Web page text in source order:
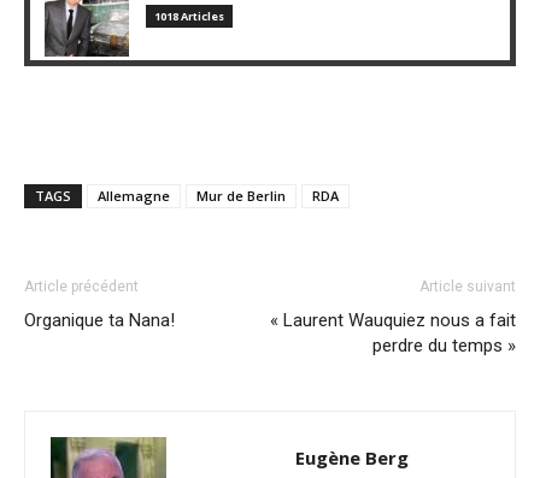
1018 Articles
TAGS Allemagne Mur de Berlin RDA
Article précédent
Organique ta Nana!
Article suivant
« Laurent Wauquiez nous a fait
perdre du temps »
Eugène Berg